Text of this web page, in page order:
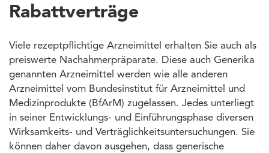
Rabattverträge
Viele rezeptpflichtige Arzneimittel erhalten Sie auch als
preiswerte Nachahmerpräparate. Diese auch Generika
genannten Arzneimittel werden wie alle anderen
Arzneimittel vom Bundesinstitut für Arzneimittel und
Medizinprodukte (BfArM) zugelassen. Jedes unterliegt
in seiner Entwicklungs- und Einführungsphase diversen
Wirksamkeits- und Verträglichkeitsuntersuchungen. Sie
können daher davon ausgehen, dass generische